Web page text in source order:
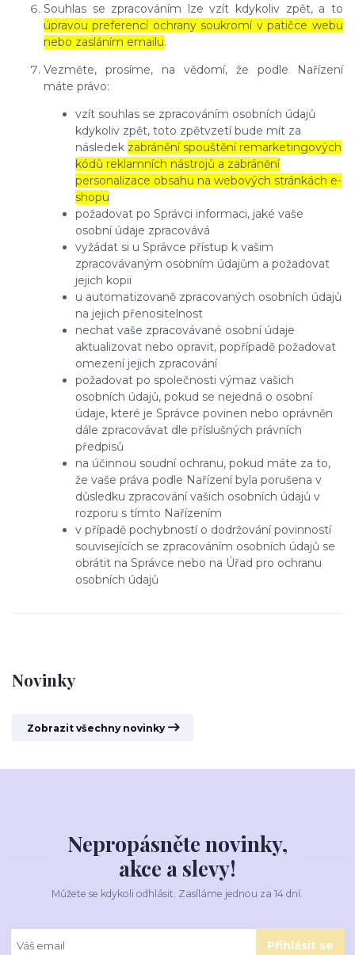
Novinky
Zobrazit všechny novinky
Souhlas se zpracováním lze vzít kdykoliv zpět, a to
úpravou preferencí ochrany soukromí v patičce webu
nebo zasláním emailu.
Vezměte, prosíme, na vědomí, že podle Nařízení
máte právo:
vzít souhlas se zpracováním osobních údajů
kdykoliv zpět, toto zpětvzetí bude mít za
následek zabránění spouštění remarketingových
kódů reklamních nástrojů a zabránění
personalizace obsahu na webových stránkách e-
shopu
požadovat po Správci informaci, jaké vaše
osobní údaje zpracovává
vyžádat si u Správce přístup k vašim
zpracovávaným osobním údajům a požadovat
jejich kopii
u automatizovaně zpracovaných osobních údajů
na jejich přenositelnost
nechat vaše zpracovávané osobní údaje
aktualizovat nebo opravit, popřípadě požadovat
omezení jejich zpracování
požadovat po společnosti výmaz vašich
osobních údajů, pokud se nejedná o osobní
údaje, které je Správce povinen nebo oprávněn
dále zpracovávat dle příslušných právních
předpisů
na účinnou soudní ochranu, pokud máte za to,
že vaše práva podle Nařízení byla porušena v
důsledku zpracování vašich osobních údajů v
rozporu s tímto Nařízením
v případě pochybností o dodržování povinností
souvisejících se zpracováním osobních údajů se
obrátit na Správce nebo na Úřad pro ochranu
osobních údajů
Nepropásněte novinky,
akce a slevy!
Můžete se kdykoli odhlásit. Zasíláme jednou za 14 dní.
Přihlásit se